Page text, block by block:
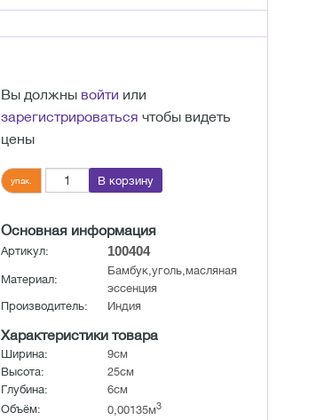
Вы должны войти или
зарегистрироваться чтобы видеть
цены
упак. В корзину
Основная информация
Артикул: 100404
Материал:
Бамбук,уголь,масляная
эссенция
Производитель:
Индия
Характеристики товара
Ширина:
9см
Высота:
25см
Глубина:
6см
Объём:
0,00135м3